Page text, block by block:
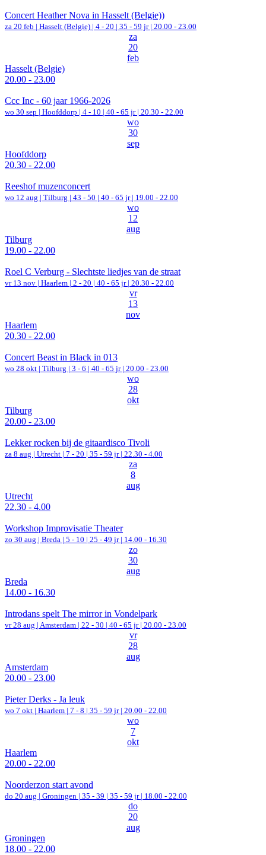
Concert Heather Nova in Hasselt (Belgie))
za 20 feb | Hasselt (Belgie) | 4 - 20 | 35 - 59 jr | 20.00 - 23.00
za
20
feb
Hasselt (Belgie)
20.00 - 23.00
Ccc Inc - 60 jaar 1966-2026
wo 30 sep | Hoofddorp | 4 - 10 | 40 - 65 jr | 20.30 - 22.00
wo
30
sep
Hoofddorp
20.30 - 22.00
Reeshof muzenconcert
wo 12 aug | Tilburg | 43 - 50 | 40 - 65 jr | 19.00 - 22.00
wo
12
aug
Tilburg
19.00 - 22.00
Roel C Verburg - Slechtste liedjes van de straat
vr 13 nov | Haarlem | 2 - 20 | 40 - 65 jr | 20.30 - 22.00
vr
13
nov
Haarlem
20.30 - 22.00
Concert Beast in Black in 013
wo 28 okt | Tilburg | 3 - 6 | 40 - 65 jr | 20.00 - 23.00
wo
28
okt
Tilburg
20.00 - 23.00
Lekker rocken bij de gitaardisco Tivoli
za 8 aug | Utrecht | 7 - 20 | 35 - 59 jr | 22.30 - 4.00
za
8
aug
Utrecht
22.30 - 4.00
Workshop Improvisatie Theater
zo 30 aug | Breda | 5 - 10 | 25 - 49 jr | 14.00 - 16.30
zo
30
aug
Breda
14.00 - 16.30
Introdans spelt The mirror in Vondelpark
vr 28 aug | Amsterdam | 22 - 30 | 40 - 65 jr | 20.00 - 23.00
vr
28
aug
Amsterdam
20.00 - 23.00
Pieter Derks - Ja leuk
wo 7 okt | Haarlem | 7 - 8 | 35 - 59 jr | 20.00 - 22.00
wo
7
okt
Haarlem
20.00 - 22.00
Noorderzon start avond
do 20 aug | Groningen | 35 - 39 | 35 - 59 jr | 18.00 - 22.00
do
20
aug
Groningen
18.00 - 22.00